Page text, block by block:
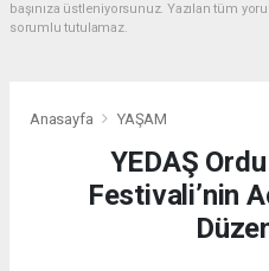
başınıza üstleniyorsunuz. Yazılan tüm
sorumlu tutulamaz.
Anasayfa YAŞAM
YEDAŞ
Festivali’nin